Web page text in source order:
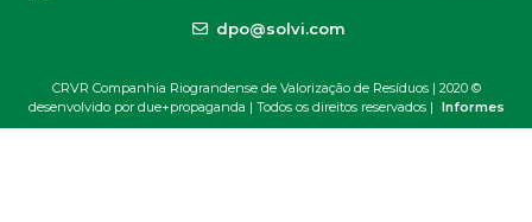
dpo@solvi.com
CRVR Companhia Riograndense de Valorização de Resíduos | 2020 ©
desenvolvido por due+propaganda | Todos os direitos reservados | Informes